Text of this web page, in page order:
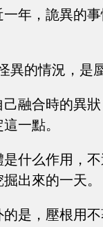
年，詭異的
異的情況，是
融合時的異
一點。
是什么作用，
出來的一天。
是，壓根用